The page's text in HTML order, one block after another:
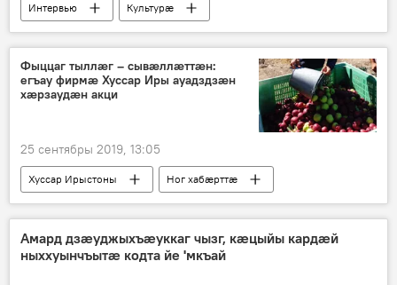
Интервью Культурӕ
Фыццаг тыллӕг – сывӕллӕттӕн:
егъау фирмӕ Хуссар Иры ауадздзӕн
хӕрзаудӕн акци
25 сентябры 2019, 13:05
Хуссар Ирыстоны Ног хабӕрттӕ
Амард дзӕуджыхъӕуккаг чызг, кӕцыйы кардӕй
ныххуынчъытӕ кодта йе 'мкъай